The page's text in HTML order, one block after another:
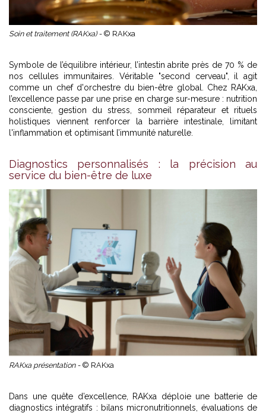
Soin et traitement (RAKxa) - © RAKxa
Symbole de l’équilibre intérieur, l’intestin abrite près de 70 % de
nos cellules immunitaires. Véritable "second cerveau", il agit
comme un chef d'orchestre du bien-être global. Chez RAKxa
l’excellence passe par une prise en charge sur-mesure : nutrition
consciente, gestion du stress, sommeil réparateur et rituels
holistiques viennent renforcer la barrière intestinale, limitant
l'inflammation et optimisant l’immunité naturelle.
Diagnostics personnalisés : la précision au
service du bien-être de luxe
RAKxa présentation - © RAKxa
Dans une quête d’excellence, RAKxa déploie une batterie de
diagnostics intégratifs : bilans micronutritionnels, évaluations de